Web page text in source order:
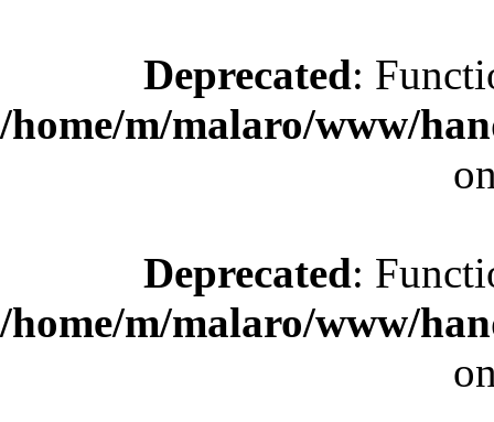
Deprecated:
/home/m/malaro/www/
Deprecated:
/home/m/malaro/www/